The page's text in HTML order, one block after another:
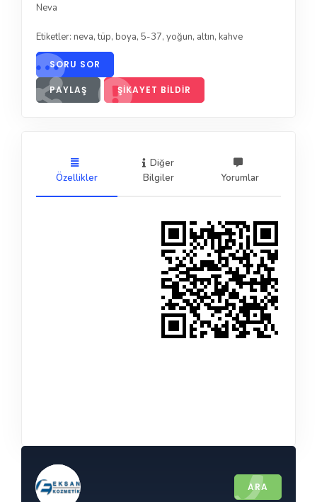
Neva
Etiketler: neva,tüp, boya, 5-37, yoğun, altın, kahve
SORU SOR
PAYLAŞ ŞIKAYET BILDIR
Özellikler
Diğer
Bilgiler
Yorumlar
ARA